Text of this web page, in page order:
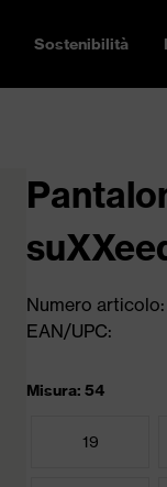
Sostenibilità
Numero articolo:
EAN/UPC:
Misura: 54
19